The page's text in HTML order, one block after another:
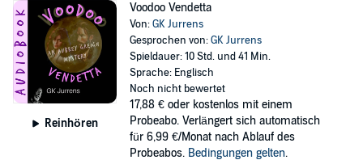
eyes who exert pressure for a quick and public disposition.
Detective Chance McQuillan negotiates for the case’s lead. She
recruits a reluctant Aubrey Greigh, a civilian who also lives at The Lit,
to consult when the case stalls. Immediately, powerful forces
sabotage their case. Why?
Greigh, a mystery writer, recognizes this case for what it is—the
linchpin to a sordid conspiracy with a goal that eclipses the evidence
and their collective imagination.
Reinhören
Voodoo Vendetta
Von:GK Jurrens
Gesprochen von:GK Jurrens
Spieldauer: 10 Std. und 41 Min.
Sprache: Englisch
Noch nicht bewertet
17,88 € oder kostenlos mit einem
Probeabo. Verlängert sich automatisch
für 6,99 €/Monat nach Ablauf des
Probeabos. Bedingungen gelten.